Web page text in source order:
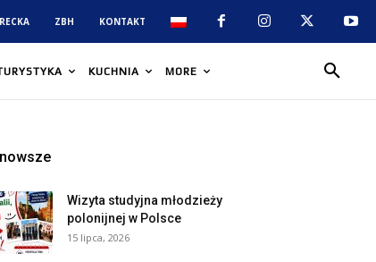
ZBH KONTAKT
KUCHNIA MORE
Wizyta studyjna młodzieży
polonijnej w Polsce
15 lipca, 2026